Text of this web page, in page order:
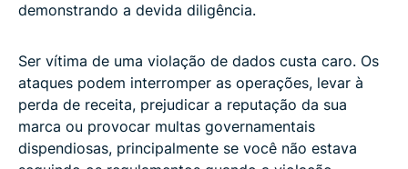
demonstrando a devida diligência.
Ser vítima de uma violação de dados custa caro. Os
ataques podem interromper as operações, levar à
perda de receita, prejudicar a reputação da sua
marca ou provocar multas governamentais
dispendiosas, principalmente se você não estava